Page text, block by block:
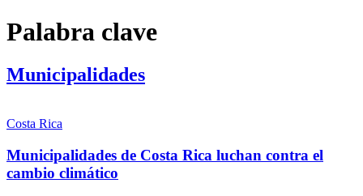
Palabra clave
Municipalidades
Costa Rica
Municipalidades de Costa Rica luchan contra el
cambio climático